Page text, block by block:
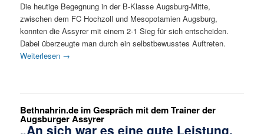
Die heutige Begegnung in der B-Klasse Augsburg-Mitte,
zwischen dem FC Hochzoll und Mesopotamien Augsburg,
konnten die Assyrer mit einem 2-1 Sieg für sich entscheiden.
Dabei überzeugte man durch ein selbstbewusstes Auftreten.
Weiterlesen →
Bethnahrin.de im Gespräch mit dem Trainer der
Augsburger Assyrer
„An sich war es eine gute Leistung,